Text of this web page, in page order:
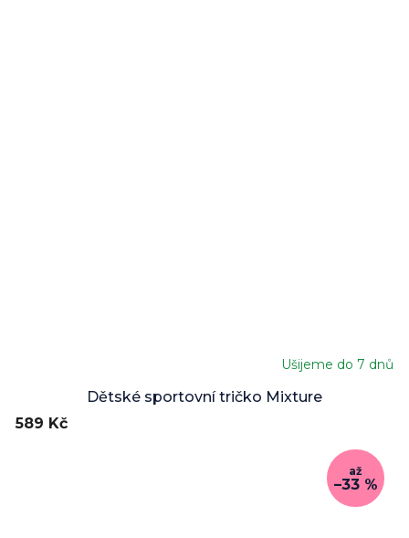
Dětské sportovní tričko Mixture
Ušijeme do 7 dnů
589 Kč
až
–33 %